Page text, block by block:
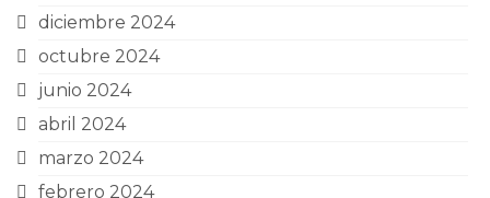
diciembre 2024
octubre 2024
junio 2024
abril 2024
marzo 2024
febrero 2024